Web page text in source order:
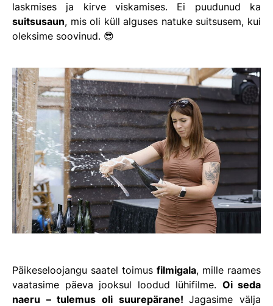
laskmises ja kirve viskamises. Ei puudunud ka
suitsusaun, mis oli küll alguses natuke suitsusem, kui
oleksime soovinud. 😎
Päikeseloojangu saatel toimus filmigala, mille raames
vaatasime päeva jooksul loodud lühifilme. Oi seda
naeru – tulemus oli suurepärane!Jagasime välja